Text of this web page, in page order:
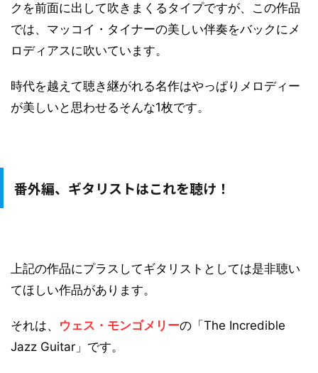
クを前面に出して吹きまくるタイプですが、この作品
では、マッコイ・タイナーの美しい伴奏をバックにメ
ロディアスに吹いています。
時代を越えて聴き継がれる名作はやっぱりメロディー
が美しいと思わせるそんな1枚です。
番外編、ギタリストはこれを聴け！
上記の作品にプラスしてギタリストとしては是非聴い
てほしい作品があります。
それは、 ウェス・モンゴメリーの「The Incredible
Jazz Guitar」です。